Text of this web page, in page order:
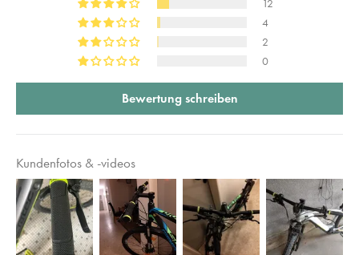
12
4
2
0
Bewertung schreiben
Kundenfotos & -videos